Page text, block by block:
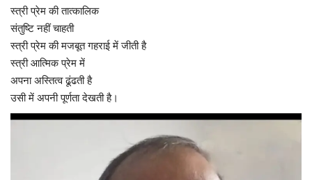
स्त्री प्रेम की तात्कालिक
संतुष्टि नहीं चाहती
स्त्री प्रेम की मजबूत गहराई में जीती है
स्त्री आत्मिक प्रेम में
अपना अस्तित्व ढूंढती है
उसी में अपनी पूर्णता देखती है।